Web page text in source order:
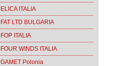
ELICA ITALIA
FAT LTD BULGARIA
FOP ITALIA
FOUR WINDS ITALIA
GAMET Polonia